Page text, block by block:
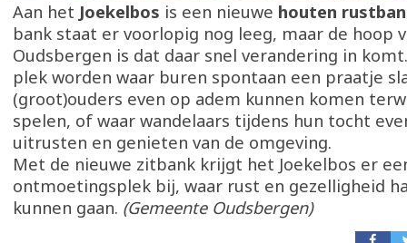
Aan het Joekelbos is een nieuwe houten
bank staat er voorlopig nog leeg, maar de hoop
Oudsbergen is dat daar snel verandering in
plek worden waar buren spontaan een praatje
(groot)ouders even op adem kunnen komen
spelen, of waar wandelaars tijdens hun tocht
uitrusten en genieten van de omgeving.
Met de nieuwe zitbank krijgt het Joekelbos er
ontmoetingsplek bij, waar rust en gezelligheid
kunnen gaan. (Gemeente Oudsbergen)